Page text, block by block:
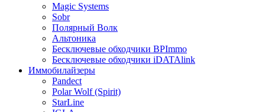
Magic Systems
Sobr
Полярный Волк
Альтоника
Бесключевые обходчики BPImmo
Бесключевые обходчики iDATAlink
Иммобилайзеры
Pandect
Polar Wolf (Spirit)
StarLine